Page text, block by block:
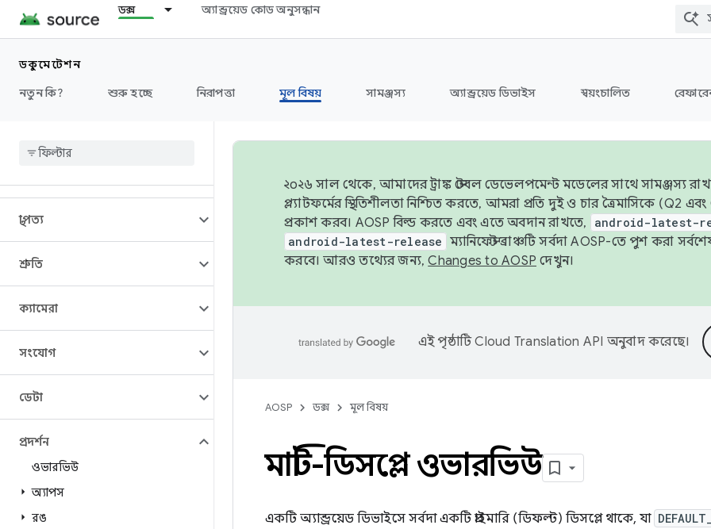
ডক্স অ্যান্ড্রয়েড কোড অনুসন্ধান
ডকুমেন্টেশন
নতুন কি?
শুরু হচ্ছে নিরাপত্তা মূল বিষয় সামঞ্জস্য অ্যান্ড্রয়েড ডিভাইস স্বয়ংচালিত
স্থাপত্য
শ্রুতি
ক্যামেরা
সংযোগ
ডেটা
প্রদর্শন
ওভারভিউ
অ্যাপস
রঙ
২০২৬ সাল থেকে, আমাদের ট্রাঙ্ক স্টেবল ডেভেলপমেন্ট মডেলের সাথে সামঞ্জস্য
প্ল্যাটফর্মের স্থিতিশীলতা নিশ্চিত করতে, আমরা প্রতি দুই ও চার ত্রৈমাসিকে (Q2
প্রকাশ করব। AOSP বিল্ড করতে এবং এতে অবদান রাখতে,
android-latest-
android-latest-release ম্যানিফেস্ট ব্রাঞ্চটি সর্বদা AOSP-তে পুশ করা
করবে। আরও তথ্যের জন্য,Changes to AOSP দেখুন।
এই পৃষ্ঠাটিCloud Translation API অনুবাদ করেছে।
AOSP ডক্স মূল বিষয়
মাল্টি-ডিসপ্লে ওভারভিউ
একটি অ্যান্ড্রয়েড ডিভাইসে সর্বদা একটি প্রাইমারি (ডিফল্ট) ডিসপ্লে থাকে, যা